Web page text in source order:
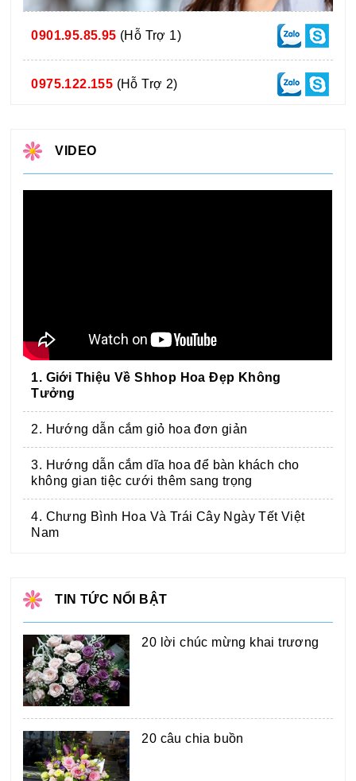
0901.95.85.95 (Hỗ Trợ 1)
0975.122.155 (Hỗ Trợ 2)
VIDEO
1. Giới Thiệu Về Shhop Hoa Đẹp Không
Tưởng
2. Hướng dẫn cắm giỏ hoa đơn giản
3. Hướng dẫn cắm dĩa hoa để bàn khách cho
không gian tiệc cưới thêm sang trọng
4. Chưng Bình Hoa Và Trái Cây Ngày Tết Việt
Nam
TIN TỨC NỔI BẬT
20 lời chúc mừng khai trương
20 câu chia buồn